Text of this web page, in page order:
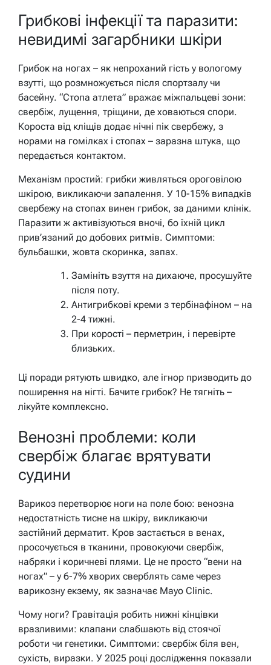
Грибкові інфекції та паразити:
невидимі загарбники шкіри
Грибок на ногах – як непроханий гість у вологому
взутті, що розмножується після спортзалу чи
басейну. “Стопа атлета” вражає міжпальцеві зони:
свербіж, лущення, тріщини, де ховаються спори.
Короста від кліщів додає нічні пік свербежу, з
норами на гомілках і стопах – заразна штука, що
передається контактом.
Механізм простий: грибки живляться ороговілою
шкірою, викликаючи запалення. У 10-15% випадків
свербежу на стопах винен грибок, за даними клінік.
Паразити ж активізуються вночі, бо їхній цикл
прив’язаний до добових ритмів. Симптоми:
бульбашки, жовта скоринка, запах.
Замініть взуття на дихаюче, просушуйте
після поту.
Антигрибкові креми з тербінафіном – на
2-4 тижні.
При корості – перметрин, і перевірте
близьких.
Ці поради рятують швидко, але ігнор призводить до
поширення на нігті. Бачите грибок? Не тягніть –
лікуйте комплексно.
Венозні проблеми: коли
свербіж благає врятувати
судини
Варикоз перетворює ноги на поле бою: венозна
недостатність тисне на шкіру, викликаючи
застійний дерматит. Кров застається в венах,
просочується в тканини, провокуючи свербіж,
набряки і коричневі плями. Це не просто “вени на
ногах” – у 6-7% хворих сверблять саме через
варикозну екзему, як зазначає Mayo Clinic.
Чому ноги? Гравітація робить нижні кінцівки
вразливими: клапани слабшають від стоячої
роботи чи генетики. Симптоми: свербіж біля вен,
сухість, виразки. У 2025 році дослідження показали